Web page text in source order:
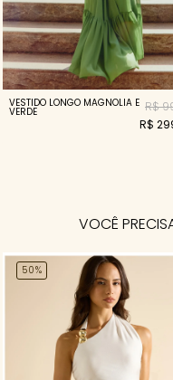
VESTIDO LONGO MAGNOLIA E
VERDE
R$
R$
VOCÊ
50%